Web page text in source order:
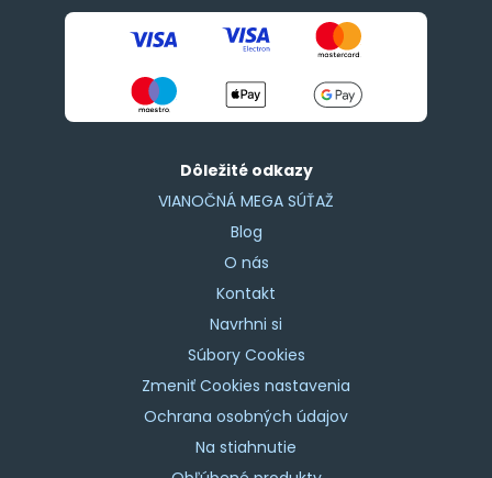
Dôležité odkazy
VIANOČNÁ MEGA SÚŤAŽ
Blog
O nás
Kontakt
Navrhni si
Súbory Cookies
Zmeniť Cookies nastavenia
Ochrana osobných údajov
Na stiahnutie